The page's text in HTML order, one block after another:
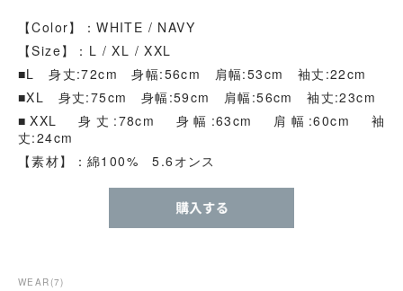
【Color】：WHITE / NAVY
【Size】：L / XL / XXL
■L 身丈:72cm 身幅:56cm 肩幅:53cm 袖丈:22cm
■XL 身丈:75cm 身幅:59cm 肩幅:56cm 袖丈:23cm
■XXL 身丈:78cm 身幅:63cm 肩幅:60cm 袖
丈:24cm
【素材】：綿100% 5.6オンス
WEAR (7)